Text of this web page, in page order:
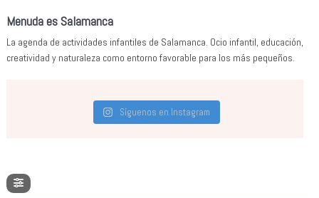
Menuda es Salamanca
La agenda de actividades infantiles de Salamanca. Ocio infantil, educación,
creatividad y naturaleza como entorno favorable para los más pequeños.
Síguenos en Instagram